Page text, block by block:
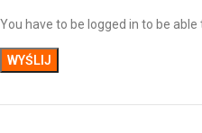
You have to be logged in to be